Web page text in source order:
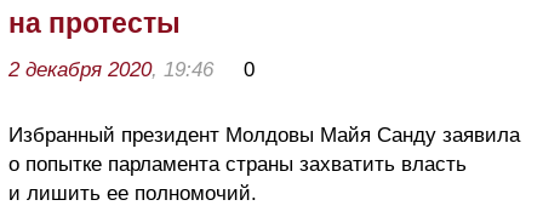
на протесты
2 декабря 2020, 19:46 0
Избранный президент Молдовы Майя Санду заявила
о попытке парламента страны захватить власть
и лишить ее полномочий.